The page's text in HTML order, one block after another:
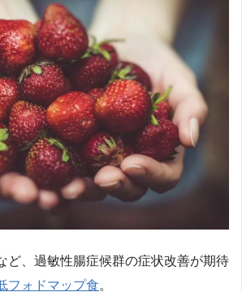
ど、過敏性腸症候群の症状改善が期待
フォドマップ食。